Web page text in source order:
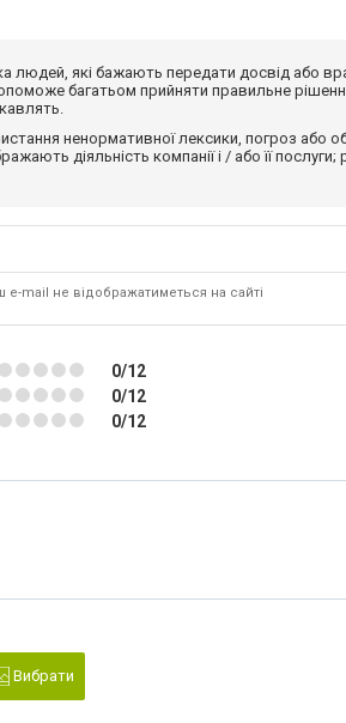
людей, які бажають передати досвід або
багатьом прийняти правильне
ненормативної лексики, погроз або
діяльність компанії і / або її
e-mail не відображатиметься на сайті
0/12
0/12
0/12
Вибрати